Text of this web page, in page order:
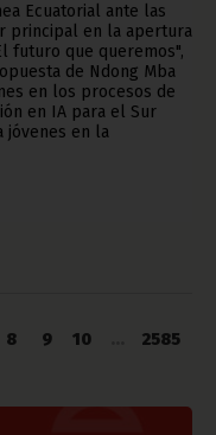
Ecuatorial ante las
principal en la apertura
futuro que queremos",
de Ndong Mba
en los procesos de
en IA para el Sur
jóvenes en la
8 9 10
2585